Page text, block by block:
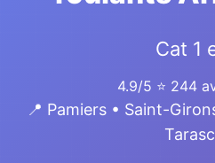
Cat 1
4.9/5 ⭐ 244
📍 Pamiers • Saint-